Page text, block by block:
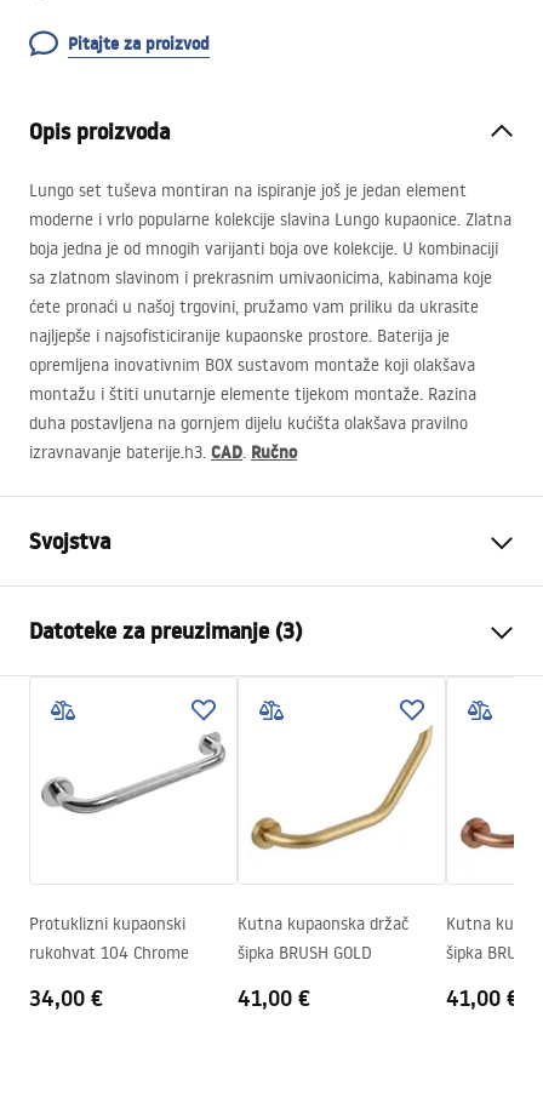
Pitajte za proizvod
Opis proizvoda
Lungo set tuševa montiran na ispiranje još je jedan element
moderne i vrlo popularne kolekcije slavina Lungo kupaonice. Zlatna
boja jedna je od mnogih varijanti boja ove kolekcije. U kombinaciji
sa zlatnom slavinom i prekrasnim umivaonicima, kabinama koje
ćete pronaći u našoj trgovini, pružamo vam priliku da ukrasite
najljepše i najsofisticiranije kupaonske prostore. Baterija je
opremljena inovativnim BOX sustavom montaže koji olakšava
montažu i štiti unutarnje elemente tijekom montaže. Razina
duha postavljena na gornjem dijelu kućišta olakšava pravilno
izravnavanje baterije.h3. CAD. Ručno
Svojstva
Materijal
Mjed, ABS
Vrsta slavine
Jednoručna
Način montaže
Ugradbena
Izljev za kadu
Da
Tehnologija premazivanja
PVD
Jamstvo
24 mjeseca
Datoteke za preuzimanje (3)
Sigurnosne informacije
Safety_Information_Shower_set.pdf
Jamstveni uvjeti
Warranty_Terms_and_Conditions_Faucets_-_5.pdf
Upute za montažu
shower_set.pdf
Protuklizni kupaonski
rukohvat 104 Chrome
34,00 €
Kutna kupaonska držač
šipka BRUSH GOLD
41,00 €
Kutna
šipka BRUSH
41,00 €